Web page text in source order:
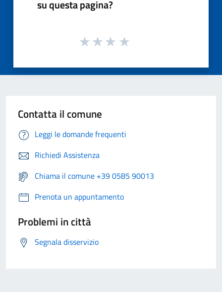
su questa pagina?
Contatta il comune
Leggi le domande frequenti
Richiedi Assistenza
Chiama il comune +39 0585 90013
Prenota un appuntamento
Problemi in città
Segnala disservizio